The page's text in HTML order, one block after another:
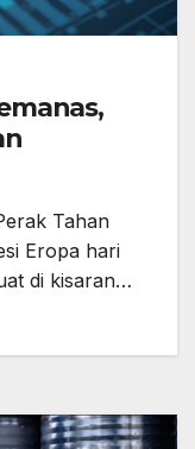
Tahan
Eropa hari
di kisaran…